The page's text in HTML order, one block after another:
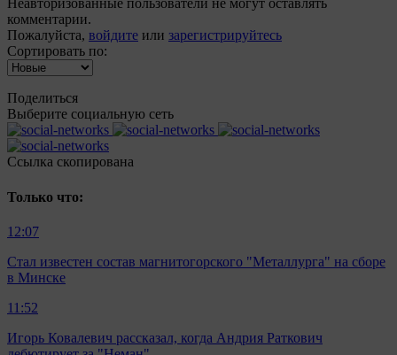
Неавторизованные пользователи не могут оставлять
комментарии.
Пожалуйста, войдите или зарегистрируйтесь
Сортировать по:
Поделиться
Выберите социальную сеть
Ccылка скопирована
Только что:
12:07
Стал известен состав магнитогорского "Металлурга" на сборе
в Минске
11:52
Игорь Ковалевич рассказал, когда Андрия Раткович